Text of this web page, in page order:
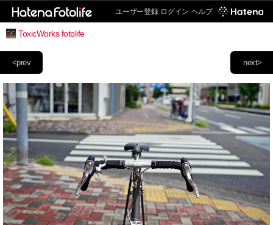
ユーザー登録 ログイン ヘルプ
ToxicWorks fotolife
next>
<prev